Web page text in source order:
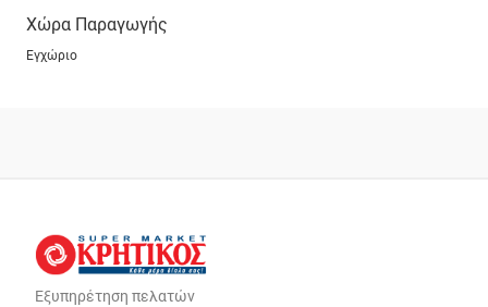
Χώρα Παραγωγής
Εγχώριο
Εξυπηρέτηση πελατών